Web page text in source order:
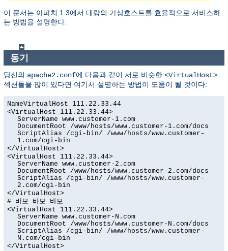
이 문서는 아파치 1.3에서 대량의 가상호스트를 효율적으로 서비스하
는 방법을 설명한다.
동기
당신의 apache2.conf에 다음과 같이 서로 비슷한 <VirtualHost>
섹션들을 많이 있다면 여기서 설명하는 방법이 도움이 될 것이다:
NameVirtualHost 111.22.33.44
<VirtualHost 111.22.33.44>
ServerName www.customer-1.com
DocumentRoot /www/hosts/www.customer-1.com/docs
ScriptAlias /cgi-bin/ /www/hosts/www.customer-
1.com/cgi-bin
</VirtualHost>
<VirtualHost 111.22.33.44>
ServerName www.customer-2.com
DocumentRoot /www/hosts/www.customer-2.com/docs
ScriptAlias /cgi-bin/ /www/hosts/www.customer-
2.com/cgi-bin
</VirtualHost>
# 바보 바보 바보
<VirtualHost 111.22.33.44>
ServerName www.customer-N.com
DocumentRoot /www/hosts/www.customer-N.com/docs
ScriptAlias /cgi-bin/ /www/hosts/www.customer-
N.com/cgi-bin
</VirtualHost>